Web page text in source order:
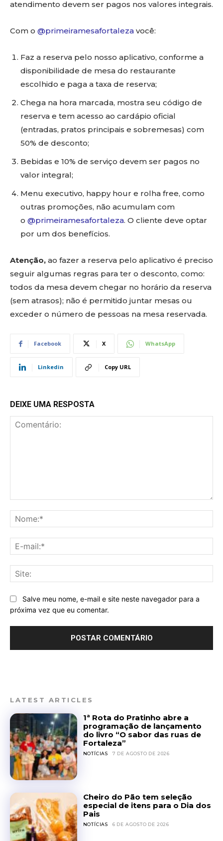
atendimento devem ser pagos nos valores integrais.
Com o @primeiramesafortaleza você:
Faz a reserva pelo nosso aplicativo, conforme a
disponibilidade de mesa do restaurante
escolhido e paga a taxa de reserva;
Chega na hora marcada, mostra seu código de
reserva e tem acesso ao cardápio oficial
(entradas, pratos principais e sobremesas) com
50% de desconto;
Bebidas e 10% de serviço devem ser pagos no
valor integral;
Menu executivo, happy hour e rolha free, como
outras promoções, não acumulam com
o @primeiramesafortaleza. O cliente deve optar
por um dos benefícios.
Atenção, ao fazer a reserva pelo aplicativo é preciso
seguir algumas regras para ter o desconto, como:
todos da mesa devem chegar no horário da reserva
(sem atrasos); não é permitido juntar mesas ou
exceder o número de pessoas na mesa reservada.
Facebook X WhatsApp
Linkedin Copy URL
DEIXE UMA RESPOSTA
Salve meu nome, e-mail e site neste navegador para a
próxima vez que eu comentar.
LATEST ARTICLES
1ª Rota do Pratinho abre a
programação de lançamento
do livro “O sabor das ruas de
Fortaleza”
NOTÍCIAS 7 DE AGOSTO DE 2026
Cheiro do Pão tem seleção
especial de itens para o Dia dos
Pais
NOTÍCIAS 6 DE AGOSTO DE 2026